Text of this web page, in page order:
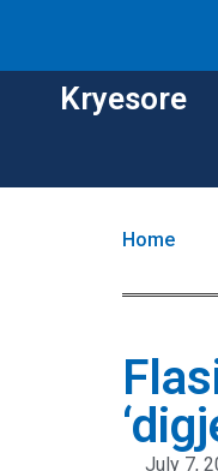
Kryesore
Home
July 7,